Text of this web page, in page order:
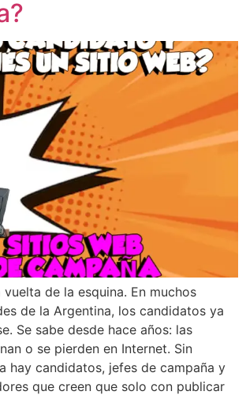
de la esquina. En muchos
de la Argentina, los candidatos ya
Se sabe desde hace años: las
o se pierden en Internet. Sin
hay candidatos, jefes de campaña y
que creen que solo con publicar